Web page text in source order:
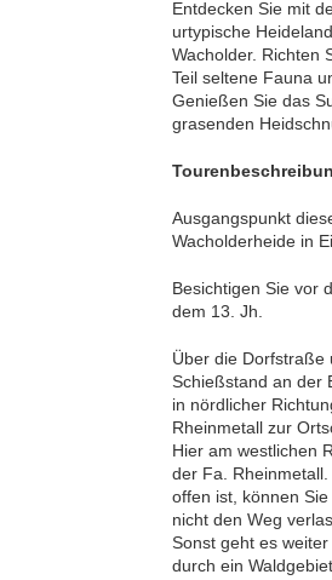
Entdecken Sie mit
urtypische
Wacholder. Richten
Teil seltene Fauna
Genießen Sie das
grasenden
Ausgangspunkt
Wacholderheide in
Besichtigen Sie vor
dem 13. Jh.
Über die Dorfstraße
Schießstand an der
in nördlicher
Rheinmetall zur
Hier am westlichen
der Fa.
offen ist, können
nicht den Weg
Sonst geht es
durch ein